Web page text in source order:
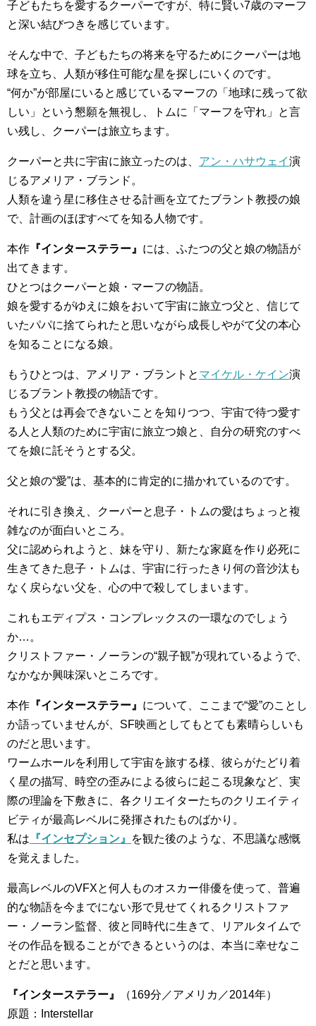
子どもたちを愛するクーパーですが、特に賢い7歳のマーフ
と深い結びつきを感じています。
そんな中で、子どもたちの将来を守るためにクーパーは地
球を立ち、人類が移住可能な星を探しにいくのです。
“何か”が部屋にいると感じているマーフの「地球に残って欲
しい」という懇願を無視し、トムに「マーフを守れ」と言
い残し、クーパーは旅立ちます。
クーパーと共に宇宙に旅立ったのは、 アン・ハサウェイ演
じるアメリア・ブランド。
人類を違う星に移住させる計画を立てたブラント教授の娘
で、計画のほぼすべてを知る人物です。
本作 『インターステラー』 には、ふたつの父と娘の物語が
出てきます。
ひとつはクーパーと娘・マーフの物語。
娘を愛するがゆえに娘をおいて宇宙に旅立つ父と、信じて
いたパパに捨てられたと思いながら成長しやがて父の本心
を知ることになる娘。
もうひとつは、アメリア・ブラントと マイケル・ケイン演
じるブラント教授の物語です。
もう父とは再会できないことを知りつつ、宇宙で待つ愛す
る人と人類のために宇宙に旅立つ娘と、自分の研究のすべ
てを娘に託そうとする父。
父と娘の“愛”は、基本的に肯定的に描かれているのです。
それに引き換え、クーパーと息子・トムの愛はちょっと複
雑なのが面白いところ。
父に認められようと、妹を守り、新たな家庭を作り必死に
生きてきた息子・トムは、宇宙に行ったきり何の音沙汰も
なく戻らない父を、心の中で殺してしまいます。
これもエディプス・コンプレックスの一環なのでしょう
か…。
クリストファー・ノーランの“親子観”が現れているようで、
なかなか興味深いところです。
本作 『インターステラー』 について、ここまで“愛”のことし
か語っていませんが、SF映画としてもとても素晴らしいも
のだと思います。
ワームホールを利用して宇宙を旅する様、彼らがたどり着
く星の描写、時空の歪みによる彼らに起こる現象など、実
際の理論を下敷きに、各クリエイターたちのクリエイティ
ビティが最高レベルに発揮されたものばかり。
私は 『インセプション』
を観た後のような、不思議な感慨
を覚えました。
最高レベルのVFXと何人ものオスカー俳優を使って、普遍
的な物語を今までにない形で見せてくれるクリストファ
ー・ノーラン監督、彼と同時代に生きて、リアルタイムで
その作品を観ることができるというのは、本当に幸せなこ
とだと思います。
『インターステラー』
（169分／アメリカ／2014年）
原題：Interstellar